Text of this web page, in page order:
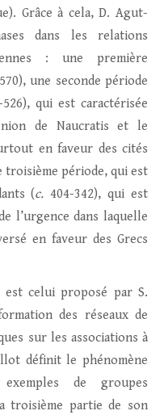
Grâce à cela, D. Agut-
dans les relations
: une première
une seconde période
qui est caractérisée
de Naucratis et le
en faveur des cités
troisième période, qui est
(c. 404-342), qui est
l’urgence dans laquelle
en faveur des Grecs
est celui proposé par S.
des réseaux de
sur les associations à
définit le phénomène
de groupes
troisième partie de son